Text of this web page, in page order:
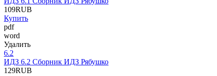
109RUB
Купить
pdf
word
Удалить
6.2
ИДЗ 6.2 Сборник ИДЗ Рябушко
129RUB